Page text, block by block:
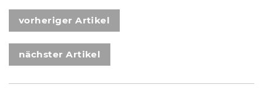
vorheriger Artikel
nächster Artikel